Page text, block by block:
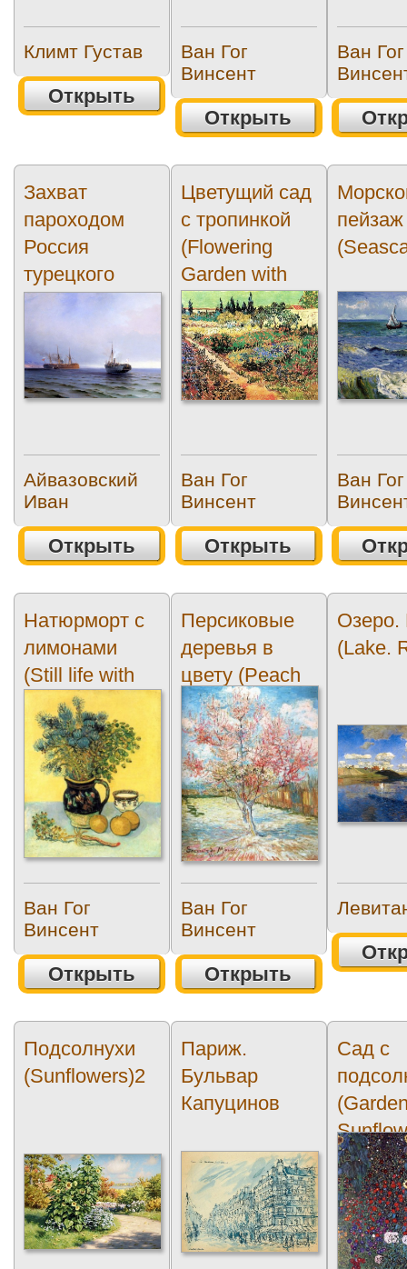
Климт Густав
Открыть
Ван Гог
Винсент
Открыть
Ван Гог
Захват
пароходом
Россия
турецкого
военного...
Айвазовский
Иван
Открыть
Цветущий сад
с тропинкой
(Flowering
Garden with
Path)
Ван Гог
Винсент
Открыть
пейзаж
Ван Гог
Натюрморт с
лимонами
(Still life with
lemons)
Ван Гог
Винсент
Открыть
Персиковые
деревья в
цвету (Peach
trees in
blossom)
Ван Гог
Винсент
Открыть
Озеро.
(Lake.
Подсолнухи
(Sunflowers)2
Париж.
Бульвар
Капуцинов
Сад с